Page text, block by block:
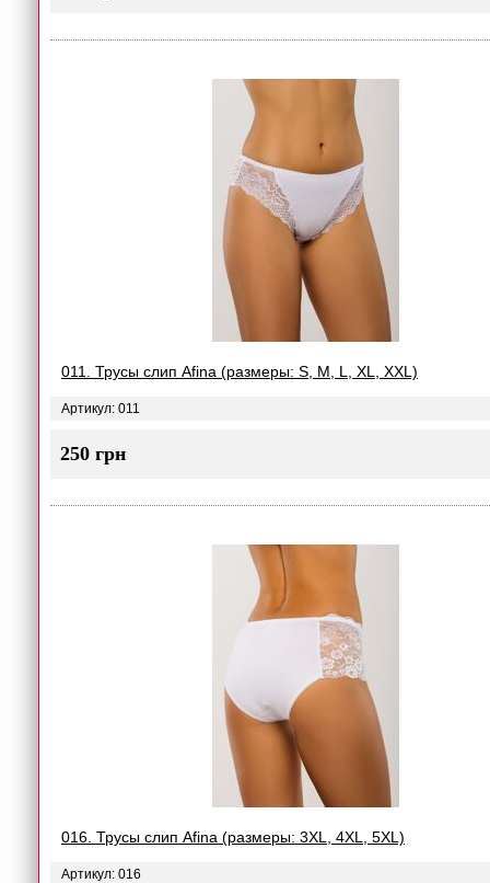
011. Трусы слип Afina (размеры: S, M, L, XL, XXL)
Артикул: 011
250 грн
016. Трусы слип Afina (размеры: 3XL, 4XL, 5XL)
Артикул: 016